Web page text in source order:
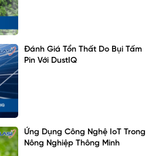
Đánh Giá Tổn Thất Do Bụi Tấm
Pin Với DustIQ
Ứng Dụng Công Nghệ IoT Trong
Nông Nghiệp Thông Minh